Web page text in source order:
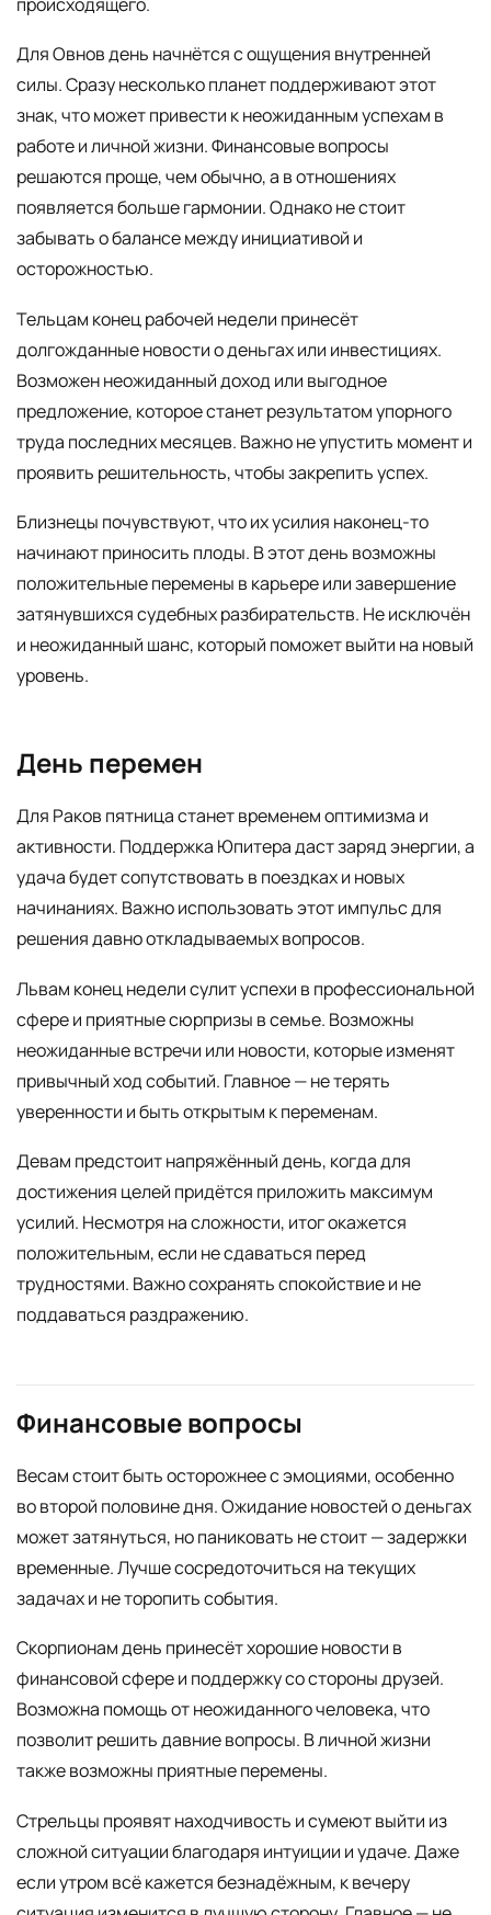
Для Овнов день начнётся с ощущения внутренней
силы. Сразу несколько планет поддерживают этот
знак, что может привести к неожиданным успехам в
работе и личной жизни. Финансовые вопросы
решаются проще, чем обычно, а в отношениях
появляется больше гармонии. Однако не стоит
забывать о балансе между инициативой и
осторожностью.
Тельцам конец рабочей недели принесёт
долгожданные новости о деньгах или инвестициях.
Возможен неожиданный доход или выгодное
предложение, которое станет результатом упорного
труда последних месяцев. Важно не упустить момент и
проявить решительность, чтобы закрепить успех.
Близнецы почувствуют, что их усилия наконец-то
начинают приносить плоды. В этот день возможны
положительные перемены в карьере или завершение
затянувшихся судебных разбирательств. Не исключён
и неожиданный шанс, который поможет выйти на новый
уровень.
День перемен
Для Раков пятница станет временем оптимизма и
активности. Поддержка Юпитера даст заряд энергии, а
удача будет сопутствовать в поездках и новых
начинаниях. Важно использовать этот импульс для
решения давно откладываемых вопросов.
Львам конец недели сулит успехи в профессиональной
сфере и приятные сюрпризы в семье. Возможны
неожиданные встречи или новости, которые изменят
привычный ход событий. Главное — не терять
уверенности и быть открытым к переменам.
Девам предстоит напряжённый день, когда для
достижения целей придётся приложить максимум
усилий. Несмотря на сложности, итог окажется
положительным, если не сдаваться перед
трудностями. Важно сохранять спокойствие и не
поддаваться раздражению.
Финансовые вопросы
Весам стоит быть осторожнее с эмоциями, особенно
во второй половине дня. Ожидание новостей о деньгах
может затянуться, но паниковать не стоит — задержки
временные. Лучше сосредоточиться на текущих
задачах и не торопить события.
Скорпионам день принесёт хорошие новости в
финансовой сфере и поддержку со стороны друзей.
Возможна помощь от неожиданного человека, что
позволит решить давние вопросы. В личной жизни
также возможны приятные перемены.
Стрельцы проявят находчивость и сумеют выйти из
сложной ситуации благодаря интуиции и удаче. Даже
если утром всё кажется безнадёжным, к вечеру